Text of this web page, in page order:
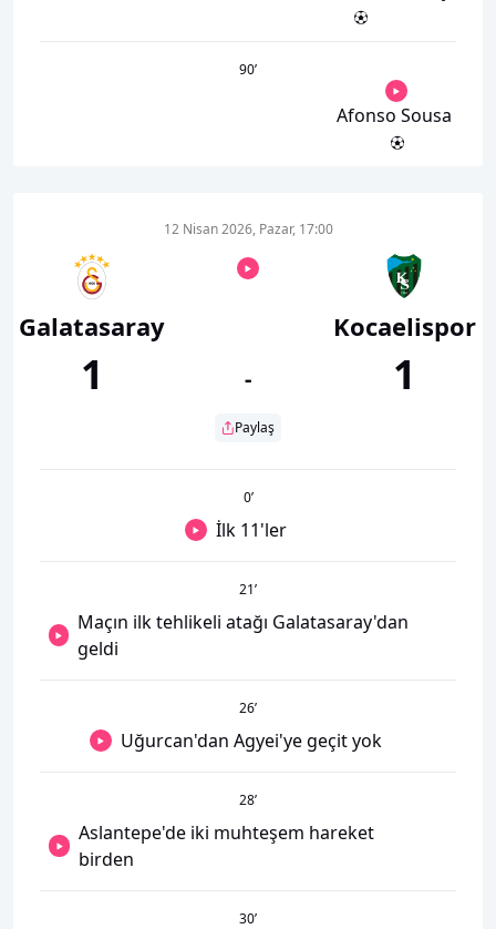
90’
Afonso Sousa
Galatasaray
1
12 Nisan 2026, Pazar, 17:00
-
Paylaş
Kocaelispor
1
0’
İlk 11'ler
21’
Maçın ilk tehlikeli atağı Galatasaray'dan
geldi
26’
Uğurcan'dan Agyei'ye geçit yok
28’
Aslantepe'de iki muhteşem hareket
birden
30’